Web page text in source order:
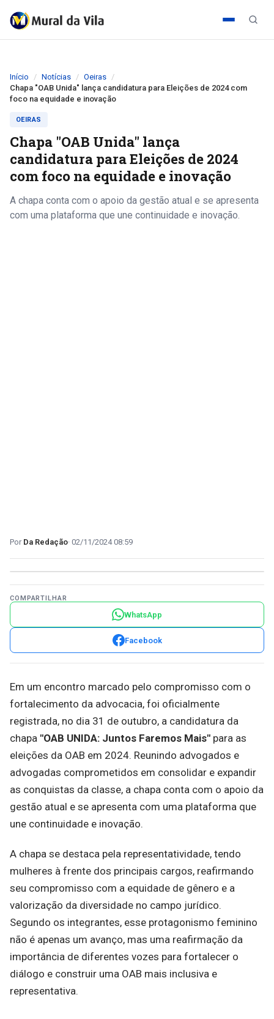
Início Notícias
Oeiras
Chapa "OAB Unida" lança candidatura para Eleições de 2024 com
foco na equidade e inovação
OEIRAS
Chapa "OAB Unida" lança
candidatura para Eleições de 2024
com foco na equidade e inovação
A chapa conta com o apoio da gestão atual e se apresenta
com uma plataforma que une continuidade e inovação.
Da Redação 02/11/2024 08:59
COMPARTILHAR
WhatsApp
Facebook
Em um encontro marcado pelo compromisso com o
fortalecimento da advocacia, foi oficialmente
registrada, no dia 31 de outubro, a candidatura da
chapa "OAB UNIDA: Juntos Faremos Mais" para as
eleições da OAB em 2024. Reunindo advogados e
advogadas comprometidos em consolidar e expandir
as conquistas da classe, a chapa conta com o apoio da
gestão atual e se apresenta com uma plataforma que
une continuidade e inovação.
A chapa se destaca pela representatividade, tendo
mulheres à frente dos principais cargos, reafirmando
seu compromisso com a equidade de gênero e a
valorização da diversidade no campo jurídico.
Segundo os integrantes, esse protagonismo feminino
não é apenas um avanço, mas uma reafirmação da
importância de diferentes vozes para fortalecer o
diálogo e construir uma OAB mais inclusiva e
representativa.